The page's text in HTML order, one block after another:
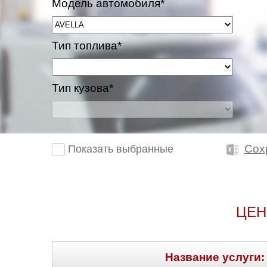
Модель автомобиля*
Тип топлива*
Тип кузова*
Показать выбранные
Название